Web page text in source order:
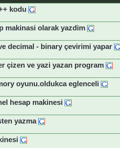
kodu
makinasi olarak yazdim
decimal - binary çevirimi yapar
çizen ve yazi yazan program
oyunu.oldukca eglenceli
hesap makinesi
yazma